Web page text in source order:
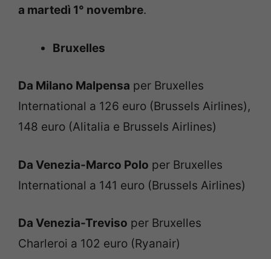
a martedì 1° novembre.
Bruxelles
Da Milano Malpensa per Bruxelles
International a 126 euro (Brussels Airlines),
148 euro (Alitalia e Brussels Airlines)
Da Venezia-Marco Polo per Bruxelles
International a 141 euro (Brussels Airlines)
Da Venezia-Treviso per Bruxelles
Charleroi a 102 euro (Ryanair)